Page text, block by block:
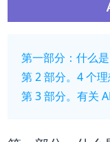
第一部分：什么
第 2 部分。4 个
第 3 部分。有关